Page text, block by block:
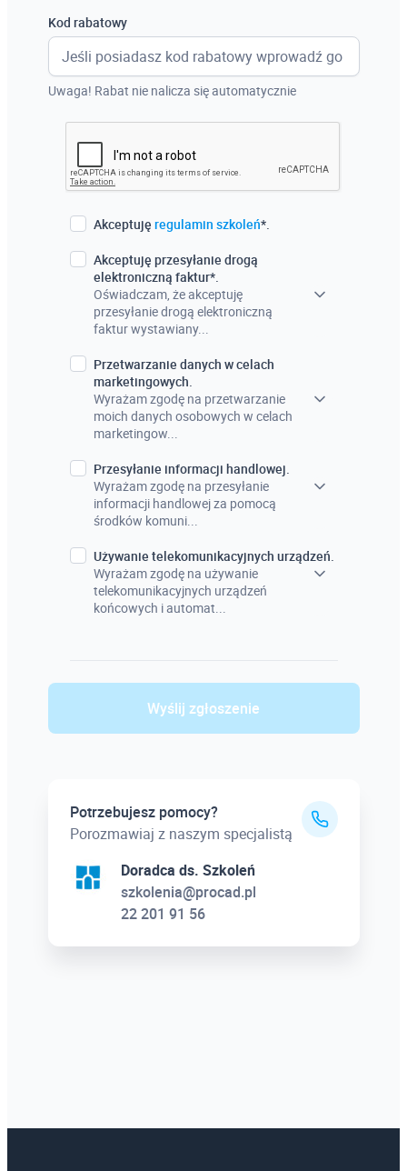
Kod rabatowy
Uwaga! Rabat nie nalicza się automatycznie
Akceptuję regulamin szkoleń*.
Akceptuję przesyłanie drogą
elektroniczną faktur*.
Oświadczam, że akceptuję
przesyłanie drogą elektroniczną
faktur wystawiany...
Przetwarzanie danych w celach
marketingowych.
Wyrażam zgodę na przetwarzanie
moich danych osobowych w celach
marketingow...
Przesyłanie informacji handlowej.
Wyrażam zgodę na przesyłanie
informacji handlowej za pomocą
środków komuni...
Używanie telekomunikacyjnych urządzeń.
Wyrażam zgodę na używanie
telekomunikacyjnych urządzeń
końcowych i automat...
Wyślij zgłoszenie
Potrzebujesz pomocy?
Porozmawiaj z naszym specjalistą
Doradca ds. Szkoleń
szkolenia@procad.pl
22 201 91 56
Włochy
Francja
Szwecja
Holandia
Czechy